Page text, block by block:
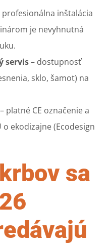
profesionálna inštalácia
je nevyhnutná
servis– dostupnosť
sklo, šamot) na
– platné CE označenie a
ekodizajne (Ecodesign
sa